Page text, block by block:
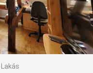
Lakás